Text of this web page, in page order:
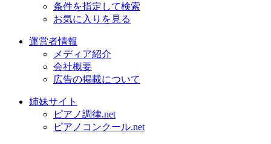
条件を指定して検索
お気に入りを見る
運営者情報
メディア紹介
会社概要
広告の掲載について
姉妹サイト
ピアノ調律.net
ピアノコンクール.net